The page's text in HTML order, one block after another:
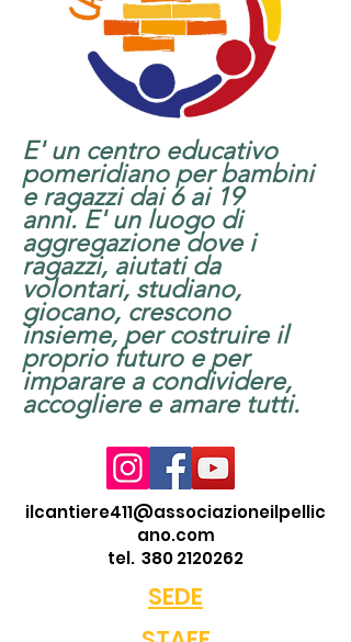
E' un centro educativo
pomeridiano per bambini
e ragazzi dai 6 ai 19
anni. E' un luogo di
aggregazione dove i
ragazzi, aiutati da
volontari, studiano,
giocano, crescono
insieme, per costruire il
proprio futuro e per
imparare a condividere,
accogliere e amare tutti.
ilcantiere411@associazioneilpellic
ano.com
tel. 380 2120262
SEDE